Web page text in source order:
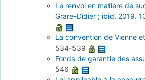
Le renvoi en matière de
Grare-Didier ; ibid. 2019.
La convention de Vienne
534-539
Fonds de garantie des
546